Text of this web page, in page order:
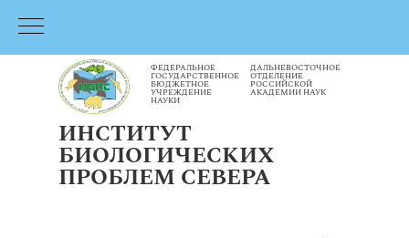
ИНСТИТУТ
БИОЛОГИЧЕСКИХ
ПРОБЛЕМ СЕВЕРА
ФЕДЕРАЛЬНОЕ
ГОСУДАРСТВЕННОЕ
БЮДЖЕТНОЕ
УЧРЕЖДЕНИЕ
НАУКИ
ДАЛЬНЕВОСТОЧНОЕ
ОТДЕЛЕНИЕ
РОССИЙСКОЙ
АКАДЕМИИ НАУК